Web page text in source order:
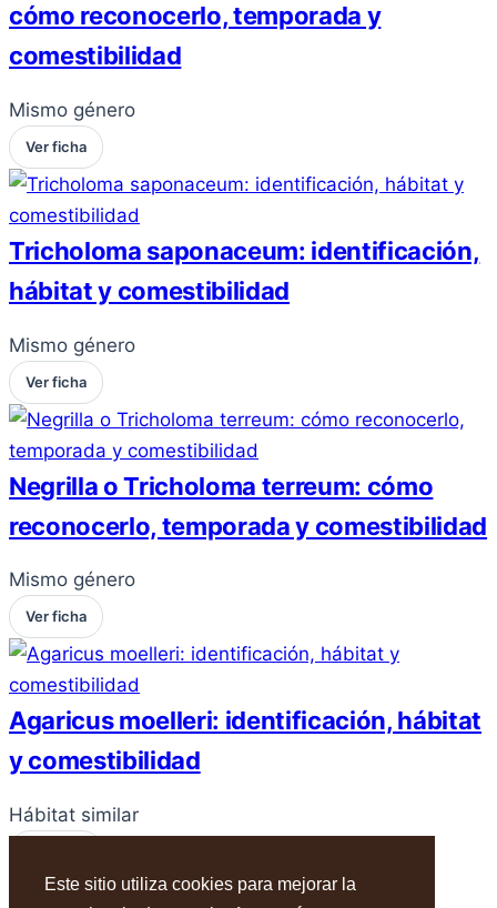
Este sitio utiliza cookies para mejorar la
cómo reconocerlo, temporada y
comestibilidad
Mismo género
Ver ficha
Tricholoma saponaceum: identificación,
hábitat y comestibilidad
Mismo género
Ver ficha
Negrilla o Tricholoma terreum: cómo
reconocerlo, temporada y comestibilidad
Mismo género
Ver ficha
Agaricus moelleri: identificación, hábitat
y comestibilidad
Hábitat similar